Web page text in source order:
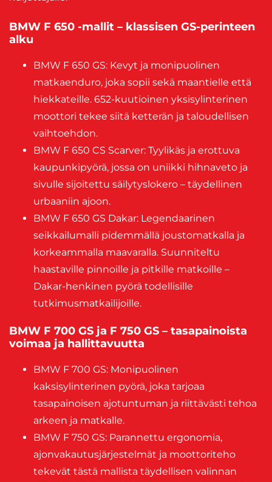
BMW F 650 -mallit – klassisen GS-perinteen
alku
BMW F 650 GS: Kevyt ja monipuolinen
matkaenduro, joka sopii sekä maantielle että
hiekkateille. 652-kuutioinen yksisylinterinen
moottori tekee siitä ketterän ja taloudellisen
vaihtoehdon.
BMW F 650 CS Scarver: Tyylikäs ja erottuva
kaupunkipyörä, jossa on uniikki hihnaveto ja
sivulle sijoitettu säilytyslokero – täydellinen
urbaaniin ajoon.
BMW F 650 GS Dakar: Legendaarinen
seikkailumalli pidemmällä joustomatkalla ja
korkeammalla maavaralla. Suunniteltu
haastaville pinnoille ja pitkille matkoille –
Dakar-henkinen pyörä todellisille
tutkimusmatkailijoille.
BMW F 700 GS ja F 750 GS – tasapainoista
voimaa ja hallittavuutta
BMW F 700 GS: Monipuolinen
kaksisylinterinen pyörä, joka tarjoaa
tasapainoisen ajotuntuman ja riittävästi tehoa
arkeen ja matkalle.
BMW F 750 GS: Parannettu ergonomia,
ajonvakautusjärjestelmät ja moottoriteho
tekevät tästä mallista täydellisen valinnan